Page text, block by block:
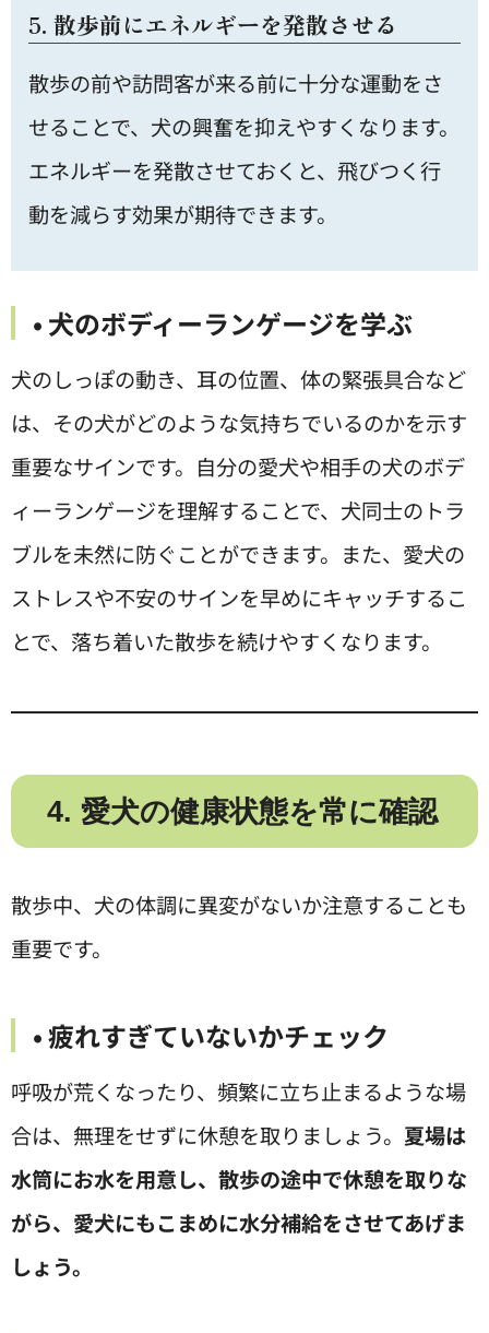
5. 散歩前にエネルギーを発散させる
散歩の前や訪問客が来る前に十分な運動をさ
せることで、犬の興奮を抑えやすくなります。
エネルギーを発散させておくと、飛びつく行
動を減らす効果が期待できます。
• 犬のボディーランゲージを学ぶ
犬のしっぽの動き、耳の位置、体の緊張具合など
は、その犬がどのような気持ちでいるのかを示す
重要なサインです。自分の愛犬や相手の犬のボデ
ィーランゲージを理解することで、犬同士のトラ
ブルを未然に防ぐことができます。また、愛犬の
ストレスや不安のサインを早めにキャッチするこ
とで、落ち着いた散歩を続けやすくなります。
4. 愛犬の健康状態を常に確認
散歩中、犬の体調に異変がないか注意することも
重要です。
• 疲れすぎていないかチェック
呼吸が荒くなったり、頻繁に立ち止まるような場
合は、無理をせずに休憩を取りましょう。 夏場は
水筒にお水を用意し、散歩の途中で休憩を取りな
がら、愛犬にもこまめに水分補給をさせてあげま
しょう。